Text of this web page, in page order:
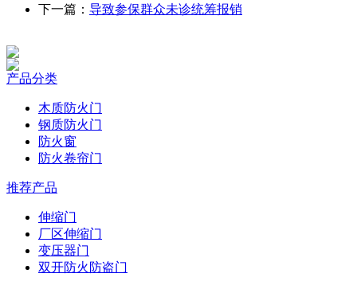
下一篇： 导致参保群众未诊统筹报销
产品分类
木质防火门
钢质防火门
防火窗
防火卷帘门
推荐产品
伸缩门
厂区伸缩门
变压器门
双开防火防盗门